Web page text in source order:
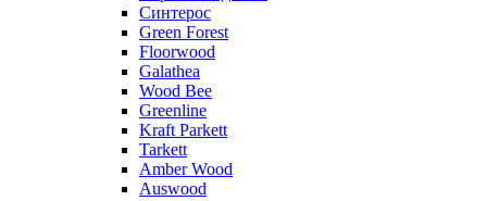
Синтерос
Green Forest
Floorwood
Galathea
Wood Bee
Greenline
Kraft Parkett
Tarkett
Amber Wood
Auswood